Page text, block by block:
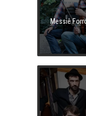
Messiê